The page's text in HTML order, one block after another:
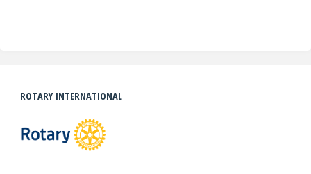
ROTARY INTERNATIONAL